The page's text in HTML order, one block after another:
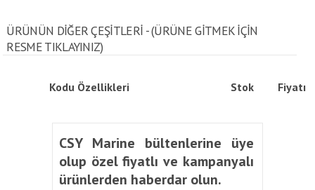
ÜRÜNÜN DİĞER ÇEŞİTLERİ - (ÜRÜNE GITMEK IÇIN
RESME TIKLAYINIZ)
Kodu Özellikleri Stok Fiyatı
CSY Marine bültenlerine üye
olup özel fiyatlı ve kampanyalı
ürünlerden haberdar olun.